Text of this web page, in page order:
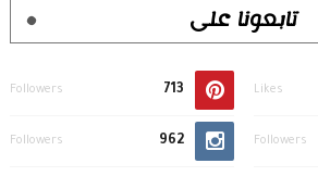
تابعونا على
Likes
713
Followers
Followers
962
Followers